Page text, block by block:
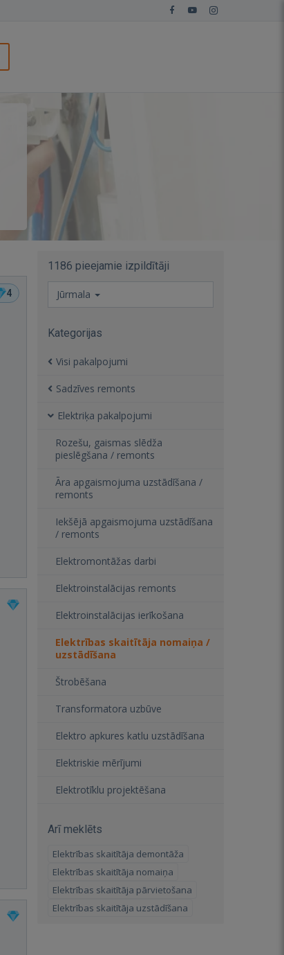
4
1186 pieejamie izpildītāji
Jūrmala
Kategorijas
Visi pakalpojumi
Sadzīves remonts
Elektriķa pakalpojumi
Rozešu, gaismas slēdža
pieslēgšana / remonts
Āra apgaismojuma uzstādīšana /
remonts
Iekšējā apgaismojuma uzstādīšana
/ remonts
Elektromontāžas darbi
Elektroinstalācijas remonts
Elektroinstalācijas ierīkošana
Elektrības skaitītāja nomaiņa /
uzstādīšana
Štrobēšana
Transformatora uzbūve
Elektro apkures katlu uzstādīšana
Elektriskie mērījumi
Elektrotīklu projektēšana
Arī meklēts
Elektrības skaitītāja demontāža
Elektrības skaitītāja nomaiņa
Elektrības skaitītāja pārvietošana
Elektrības skaitītāja uzstādīšana